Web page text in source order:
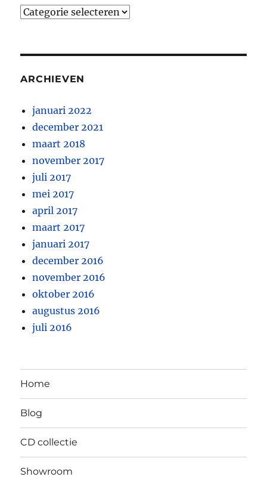
Categorieën
ARCHIEVEN
januari 2022
december 2021
maart 2018
november 2017
juli 2017
mei 2017
april 2017
maart 2017
januari 2017
december 2016
november 2016
oktober 2016
augustus 2016
juli 2016
Home
Blog
CD collectie
Showroom